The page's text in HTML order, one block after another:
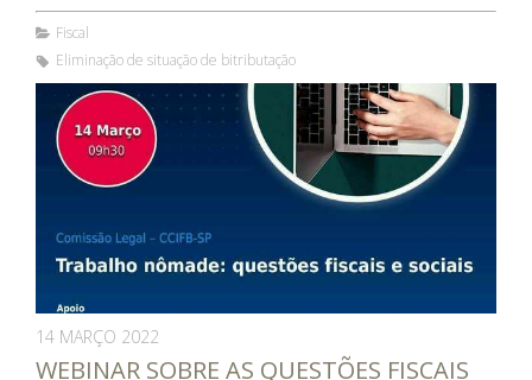
Fiscal
Eliminação de situação de bitributação
14 MARÇO 2022
WEBINAR SOBRE AS QUESTÕES FISCAIS